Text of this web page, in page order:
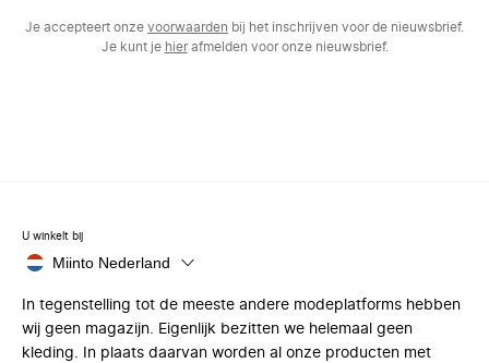
Je accepteert onze voorwaarden bij het inschrijven voor de nieuwsbrief.
Je kunt je hierafmelden voor onze nieuwsbrief.
U winkelt bij
Miinto Nederland
In tegenstelling tot de meeste andere modeplatforms hebben
wij geen magazijn. Eigenlijk bezitten we helemaal geen
kleding. In plaats daarvan worden al onze producten met